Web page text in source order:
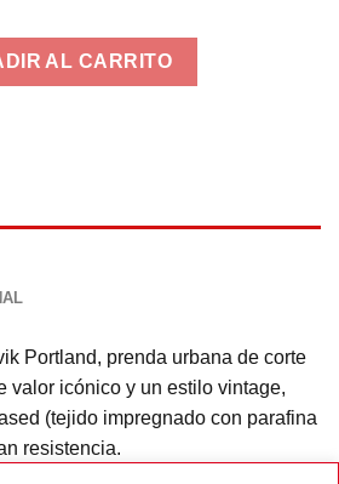
AL CARRITO
Portland, prenda urbana de corte
valor icónico y un estilo vintage,
(tejido impregnado con parafina
resistencia.